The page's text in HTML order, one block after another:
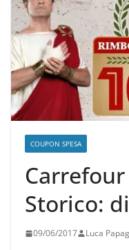
COUPON SPESA
Storico:
09/06/2017 Luca